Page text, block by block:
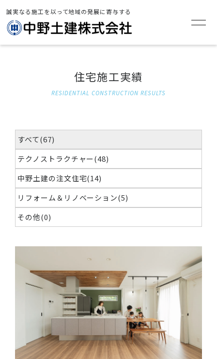
誠実なる施工を以って地域の発展に寄与する
TOP> 住宅施工実績
住宅施工実績
RESIDENTIAL CONSTRUCTION RESULTS
すべて(67)
テクノストラクチャー(48)
中野土建の注文住宅(14)
リフォーム＆リノベーション(5)
その他(0)